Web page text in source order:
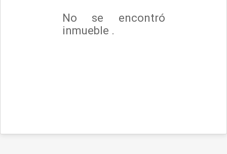
No se encontró
inmueble .